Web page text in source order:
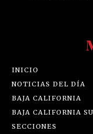
INICIO
NOTICIAS DEL DÍA
BAJA CALIFORNIA
BAJA CALIFORNIA
SECCIONES